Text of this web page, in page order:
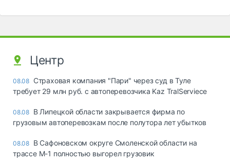
Центр
08.08 Страховая компания "Пари" через суд в Туле
требует 29 млн руб. с автоперевозчика Kaz TralServiece
08.08 В Липецкой области закрывается фирма по
грузовым автоперевозкам после полутора лет убытков
08.08 В Сафоновском округе Смоленской области на
трассе М-1 полностью выгорел грузовик